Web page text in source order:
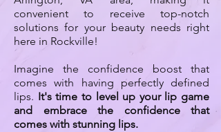
convenient to receive top-notch
solutions for your beauty needs right
here in Rockville!
Imagine the confidence boost that
comes with having perfectly defined
lips. It's time to level up your lip game
and embrace the confidence that
comes with stunning lips.